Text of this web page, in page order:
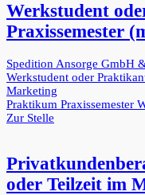
Werkstudent
Praxissemester
Spedition Ansorge GmbH
Werkstudent oder
Marketing
Praktikum Praxissemester
Zur Stelle
oder Teilzeit im